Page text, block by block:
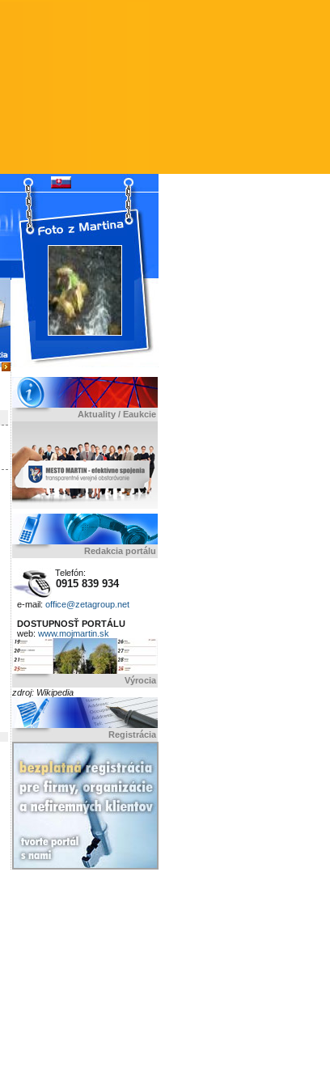
Aktuality / Eaukcie
Redakcia portálu
Telefón:
0915 839 934
e-mail: office@zetagroup.net
DOSTUPNOSŤ PORTÁLU
web: www.mojmartin.sk
Výrocia
zdroj: Wikipedia
Registrácia